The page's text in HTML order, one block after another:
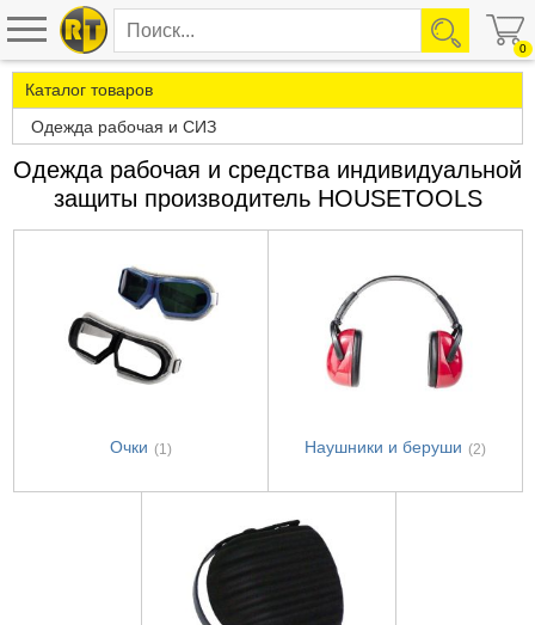
0
Каталог товаров
Одежда рабочая и СИЗ
Одежда рабочая и средства индивидуальной
защиты производитель HOUSETOOLS
Очки (1) Наушники и беруши (2)